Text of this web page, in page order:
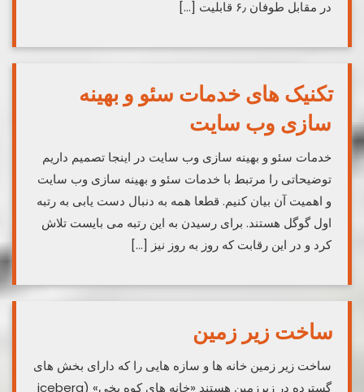
در مقابل طوفان ۶٫ قابلیت […]
تکنیک های خدمات سئو و بهینه
سازی وب سایت
خدمات سئو و بهینه سازی وب سایت در اینجا تصمیم داریم
توضیحاتی را مرتبط با خدمات سئو و بهینه سازی وب سایت
و اهمیت آن بیان کنیم. قطعا همه به دنبال دست یابی به رتبه
اول گوگل هستند. برای رسیدن به این رتبه می بایست تلاش
کرد و در این رقابت که روز به روز نیز […]
ساخت زیر زمین
ساخت زیر زمین خانه ها و سازه هایی را که دارای بخش های
گسترده در زیرزمین هستند «خانه های کوه یخی» (iceberg